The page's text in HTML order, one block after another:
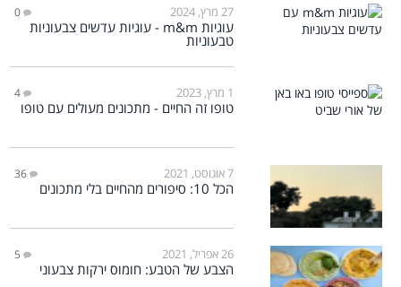
27 מרץ, 2024 0
עוגיות m&m - עוגיות עדשים צבעוניות
טבעוניות
1 מרץ, 2023 4
טופו זה החיים - מתכונים מעולים עם טופו
7 אוגוסט, 2021 36
הכל 10: סיפורים מהחיים בלי מתכונים
26 אפריל, 2021 5
הצבע של הטבע: חומוס ירקות צבעוני